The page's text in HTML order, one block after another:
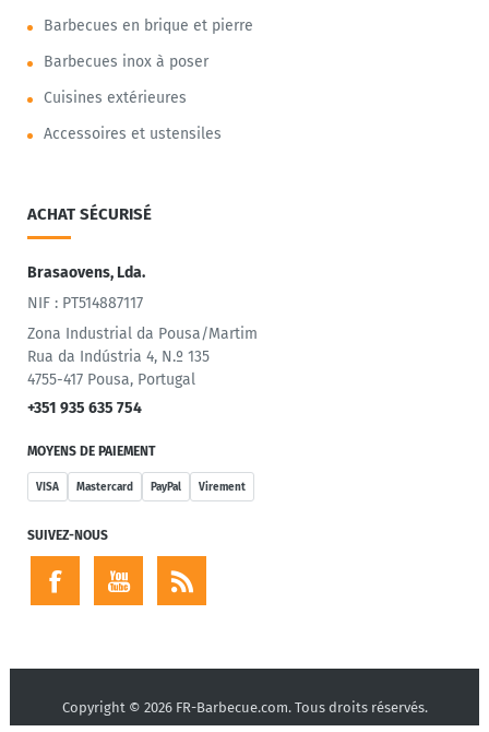
Barbecues en brique et pierre
Barbecues inox à poser
Cuisines extérieures
Accessoires et ustensiles
ACHAT SÉCURISÉ
Brasaovens, Lda.
NIF : PT514887117
Zona Industrial da Pousa/Martim
Rua da Indústria 4, N.º 135
4755-417 Pousa, Portugal
+351 935 635 754
MOYENS DE PAIEMENT
VISA Mastercard PayPal Virement
SUIVEZ-NOUS
Copyright © 2026 FR-Barbecue.com. Tous droits réservés.